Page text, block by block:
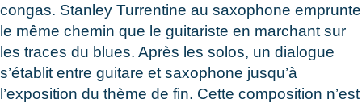
congas. Stanley Turrentine au saxophone emprunte
le même chemin que le guitariste en marchant sur
les traces du blues. Après les solos, un dialogue
s’établit entre guitare et saxophone jusqu’à
l’exposition du thème de fin. Cette composition n’est